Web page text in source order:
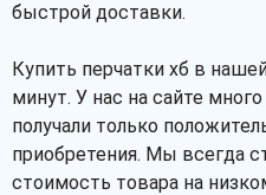
быстрой доставки.
Купить перчатки хб в
минут. У нас на сайте
получали только
приобретения. Мы всегда
стоимость товара на